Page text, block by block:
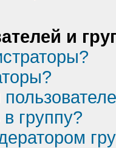
и
группу?